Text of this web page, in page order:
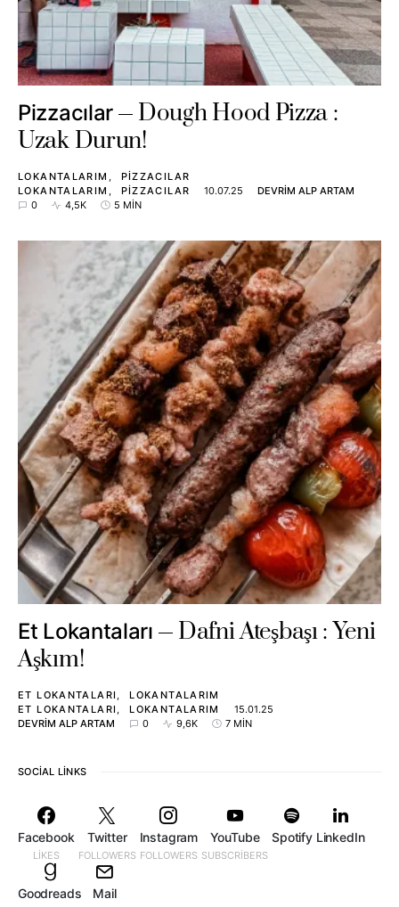
Pizzacılar
Dough Hood Pizza :
Uzak Durun!
LOKANTALARIM
PIZZACILAR
LOKANTALARIM
PIZZACILAR 10.07.25
DEVRIM ALP ARTAM
0
4,5K 5 MIN
Et Lokantaları
Dafni Ateşbaşı : Yeni
Aşkım!
ET LOKANTALARI
LOKANTALARIM
ET LOKANTALARI
LOKANTALARIM
15.01.25
DEVRIM ALP ARTAM
0 9,6K 7 MIN
SOCIAL LINKS
Facebook
LIKES
Twitter
FOLLOWERS
Instagram
FOLLOWERS
YouTube
SUBSCRIBERS
Spotify LinkedIn
Goodreads Mail